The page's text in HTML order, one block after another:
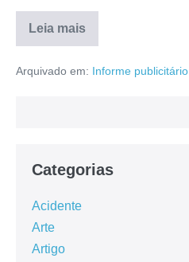
Leia mais
Arquivado em: Informe publicitário
Categorias
Acidente
Arte
Artigo